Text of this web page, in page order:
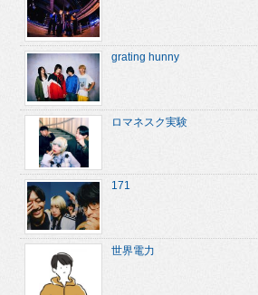
grating hunny
ロマネスク実験
171
世界電力